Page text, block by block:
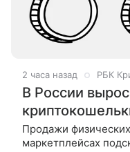
2 часа назад РБК
В России
Продажи
маркетплейсах